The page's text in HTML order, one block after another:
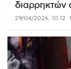
διαρρηκτών
29/04/2026, 10:12